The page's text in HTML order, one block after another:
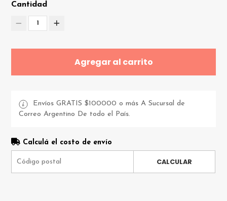
Cantidad
1
Agregar al carrito
Envíos GRATIS $100000 o más A Sucursal de
Correo Argentino De todo el País.
Calculá el costo de envío
CALCULAR